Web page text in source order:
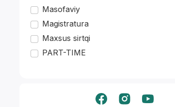
Masofaviy
Magistratura
Maxsus sirtqi
PART-TIME